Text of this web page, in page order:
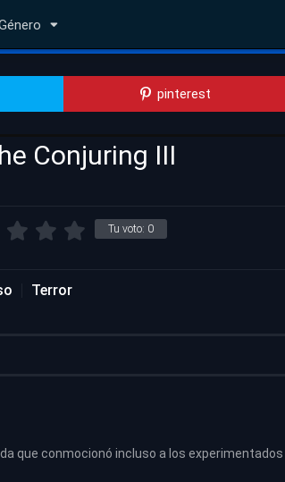
pinterest
Conjuring III
Tu voto: 0
Terror
que conmocionó incluso a los experimentados